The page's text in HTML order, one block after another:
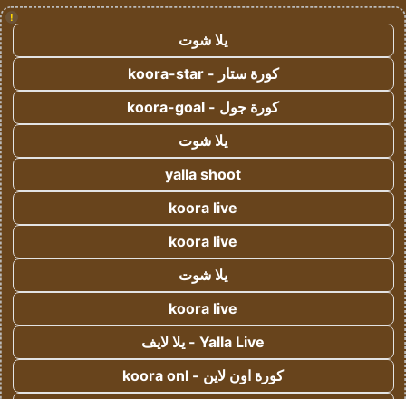
!
يلا شوت
كورة ستار - koora-star
كورة جول - koora-goal
يلا شوت
yalla shoot
koora live
koora live
يلا شوت
koora live
Yalla Live - يلا لايف
كورة اون لاين - koora onl